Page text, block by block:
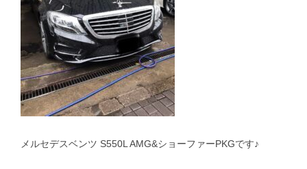
メルセデスベンツ S550L AMG&ショーファーPKGです♪